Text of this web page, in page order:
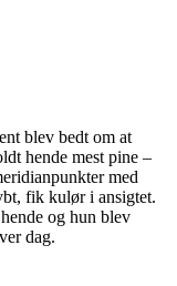
blev bedt om at
hende mest pine –
med
fik kulør i ansigtet.
og hun blev
dag.